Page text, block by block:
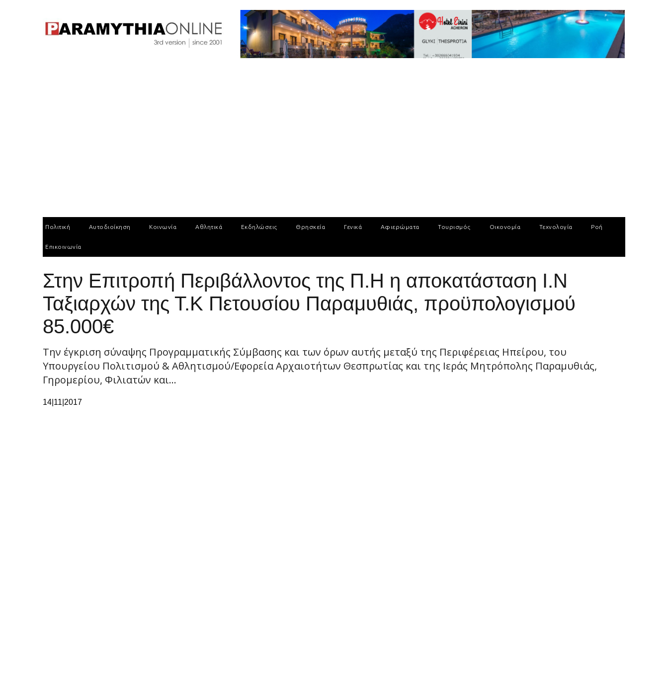
Πολιτική Αυτοδιοίκηση Κοινωνία Αθλητικά Εκδηλώσεις Θρησκεία Γενικά Αφιερώματα Τουρισμός Οικονομία Τεχνολογία Ροή
Επικοινωνία
Στην Επιτροπή Περιβάλλοντος της Π.Η η αποκατάσταση Ι.Ν
Ταξιαρχών της Τ.Κ Πετουσίου Παραμυθιάς, προϋπολογισμού
85.000€
Την έγκριση σύναψης Προγραμματικής Σύμβασης και των όρων αυτής μεταξύ της Περιφέρειας Ηπείρου, του
Υπουργείου Πολιτισμού & Αθλητισμού/Εφορεία Αρχαιοτήτων Θεσπρωτίας και της Ιεράς Μητρόπολης Παραμυθιάς,
Γηρομερίου, Φιλιατών και...
14|11|2017